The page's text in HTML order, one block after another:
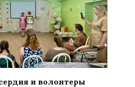
и волонтеры